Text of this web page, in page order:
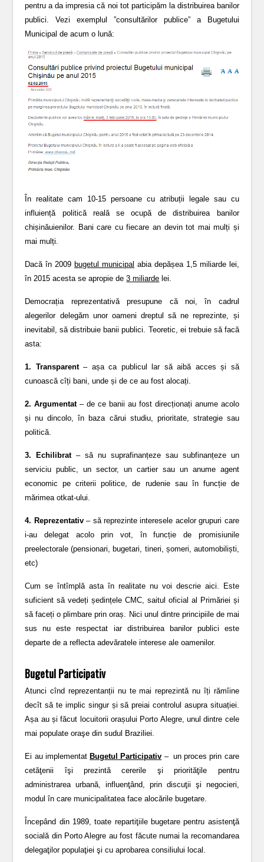
pentru a da impresia că noi tot participăm la distribuirea banilor
publici. Vezi exemplul ”consultărilor publice” a Bugetului
Municipal de acum o lună:
În realitate cam 10-15 persoane cu atribuții legale sau cu
influiență politică reală se ocupă de distribuirea banilor
chișinăuienilor. Bani care cu fiecare an devin tot mai mulți și
mai mulți.
Dacă în 2009 bugetul municipal abia depășea 1,5 miliarde lei,
în 2015 acesta se apropie de3 miliarde lei.
Democrația reprezentativă presupune că noi, în cadrul
alegerilor delegăm unor oameni dreptul să ne reprezinte, și
inevitabil, să distribuie banii publici. Teoretic, ei trebuie să facă
asta:
1. Transparent– așa ca publicul lar să aibă acces și să
cunoască cîți bani, unde și de ce au fost alocați.
2. Argumentat– de ce banii au fost direcționați anume acolo
și nu dincolo, în baza cărui studiu, prioritate, strategie sau
politică.
3. Echilibrat– să nu suprafinanțeze sau subfinanțeze un
serviciu public, un sector, un cartier sau un anume agent
economic pe criterii politice, de rudenie sau în funcție de
mărimea otkat-ului.
4. Reprezentativ– să reprezinte interesele acelor grupuri care
i-au delegat acolo prin vot, în funcție de promisiunile
preelectorale (pensionari, bugetari, tineri, șomeri, automobiliști,
etc)
Cum se întîmplă asta în realitate nu voi descrie aici. Este
suficient să vedeți ședințele CMC, saitul oficial al Primăriei și
să faceți o plimbare prin oraș. Nici unul dintre principiile de mai
sus nu este respectat iar distribuirea banilor publici este
departe de a reflecta adevăratele interese ale oamenilor.
Bugetul Participativ
Atunci cînd reprezentanții nu te mai reprezintă nu îți rămîine
decît să te implic singur și să preiai controlul asupra situației.
Așa au și făcut locuitorii orașului Porto Alegre, unul dintre cele
mai populate oraşe din sudul Braziliei.
Ei au implementat Bugetul Participativ – un proces prin care
cetăţenii îşi prezintă cererile şi priorităţile pentru
administrarea urbană, influenţând, prin discuţii şi negocieri,
modul în care municipalitatea face alocările bugetare.
Începând din 1989, toate repartiţiile bugetare pentru asistenţă
socială din Porto Alegre au fost făcute numai la recomandarea
delegaţilor populaţiei şi cu aprobarea consiliului local.